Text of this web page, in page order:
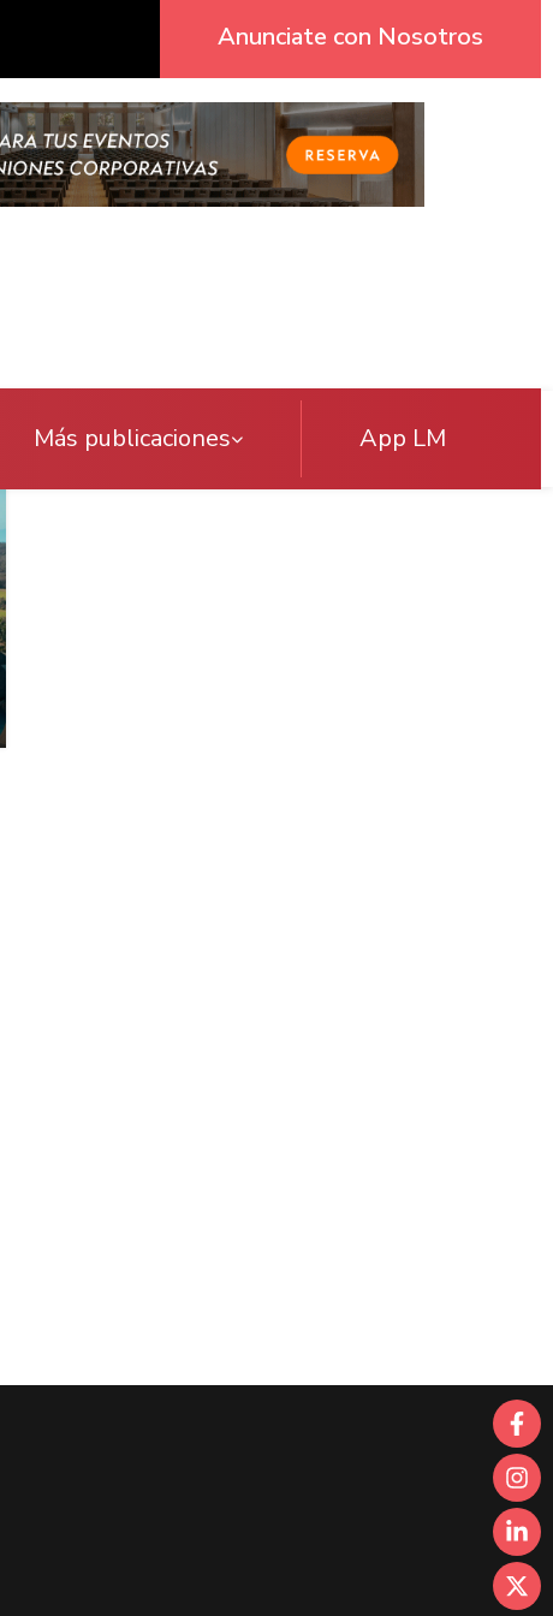
Anunciate con Nosotros
Más publicaciones App LM